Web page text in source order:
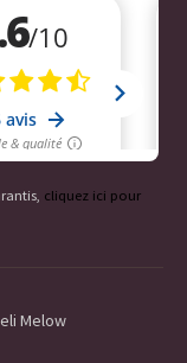
cliquez ici pour
Melow